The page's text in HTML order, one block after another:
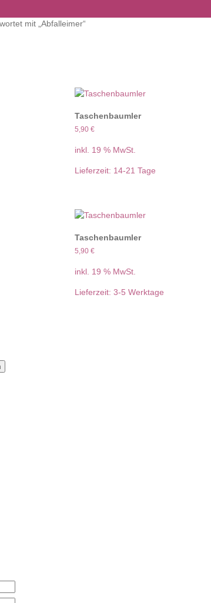
mit „Abfalleimer“
Taschenbaumler
5,90€
inkl. 19 % MwSt.
Lieferzeit: 14-21 Tage
Taschenbaumler
5,90€
inkl. 19 % MwSt.
Lieferzeit:3-5 Werktage